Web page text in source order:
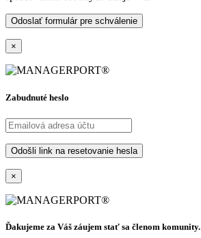
×
Zabudnuté heslo
×
Ďakujeme za Váš záujem stať sa členom komunity.